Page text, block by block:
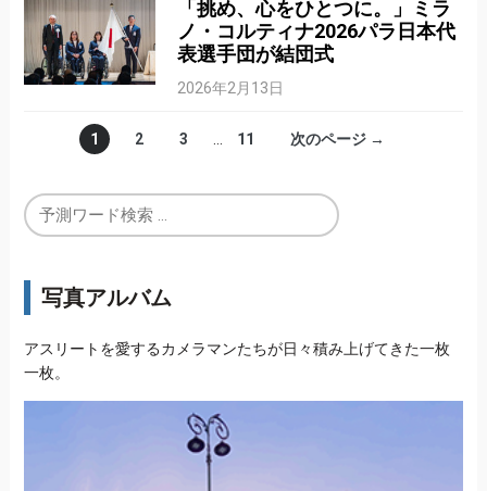
「挑め、心をひとつに。」ミラ
ノ・コルティナ2026パラ日本代
表選手団が結団式
2026年2月13日
1 2 3 11 次のページ →
写真アルバム
アスリートを愛するカメラマンたちが日々積み上げてきた一枚
一枚。